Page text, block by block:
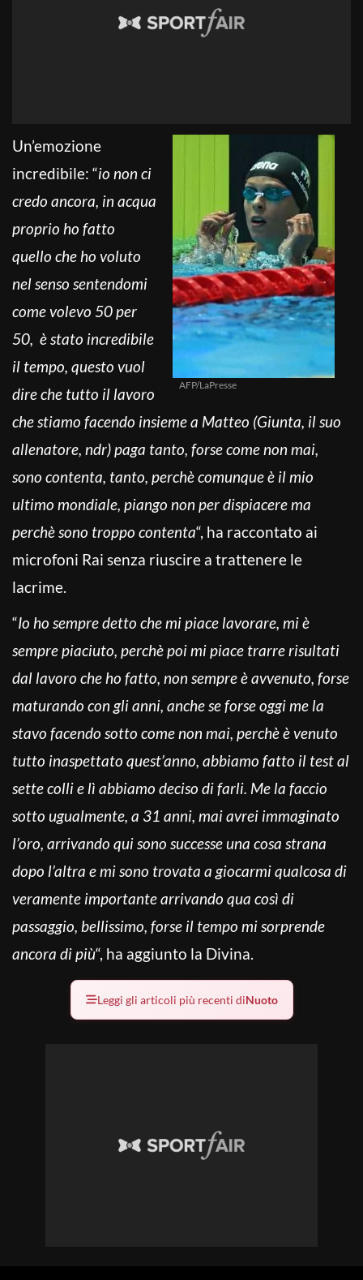
AFP/LaPresse
Un’emozione
incredibile: “io non ci
credo ancora, in acqua
proprio ho fatto
quello che ho voluto
nel senso sentendomi
come volevo 50 per
50, è stato incredibile
il tempo, questo vuol
dire che tutto il lavoro
che stiamo facendo insieme a Matteo (Giunta, il suo
allenatore, ndr) paga tanto, forse come non mai,
sono contenta, tanto, perchè comunque è il mio
ultimo mondiale, piango non per dispiacere ma
perchè sono troppo contenta“, ha raccontato ai
microfoni Rai senza riuscire a trattenere le
lacrime.
“Io ho sempre detto che mi piace lavorare, mi è
sempre piaciuto, perchè poi mi piace trarre risultati
dal lavoro che ho fatto, non sempre è avvenuto, forse
maturando con gli anni, anche se forse oggi me la
stavo facendo sotto come non mai, perchè è venuto
tutto inaspettato quest’anno, abbiamo fatto il test al
sette colli e lì abbiamo deciso di farli. Me la faccio
sotto ugualmente, a 31 anni, mai avrei immaginato
l’oro, arrivando qui sono successe una cosa strana
dopo l’altra e mi sono trovata a giocarmi qualcosa di
veramente importante arrivando qua così di
passaggio, bellissimo, forse il tempo mi sorprende
ancora di più“, ha aggiunto la Divina.
Leggi gli articoli più recenti diNuoto